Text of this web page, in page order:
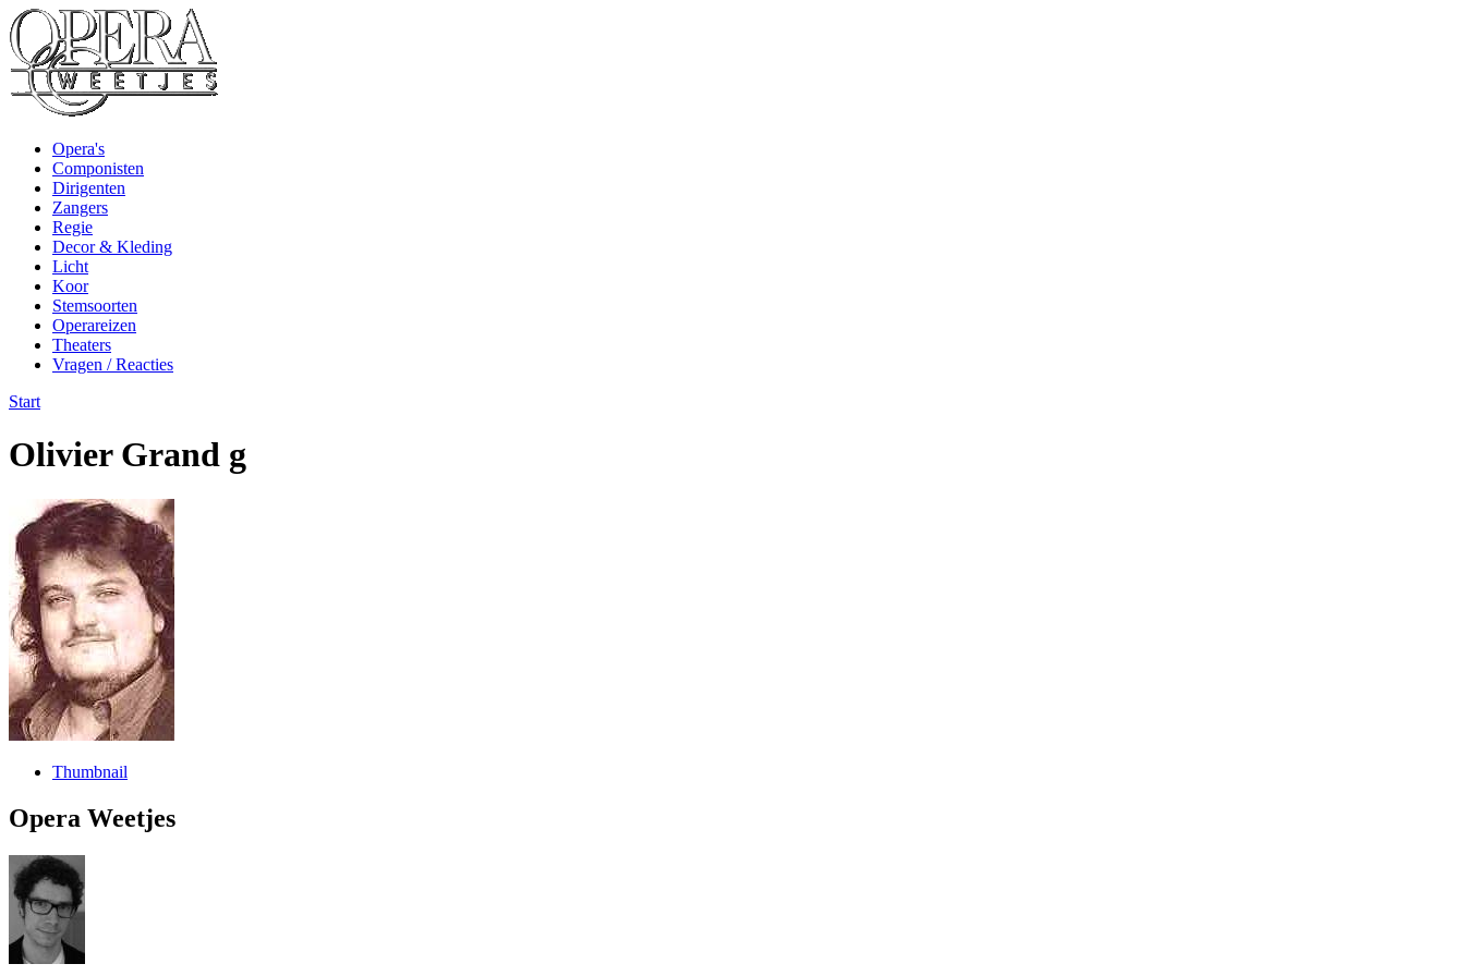
Opera's
Componisten
Dirigenten
Zangers
Regie
Decor & Kleding
Licht
Koor
Stemsoorten
Operareizen
Theaters
Vragen / Reacties
Start
Olivier Grand g
Thumbnail
Opera Weetjes